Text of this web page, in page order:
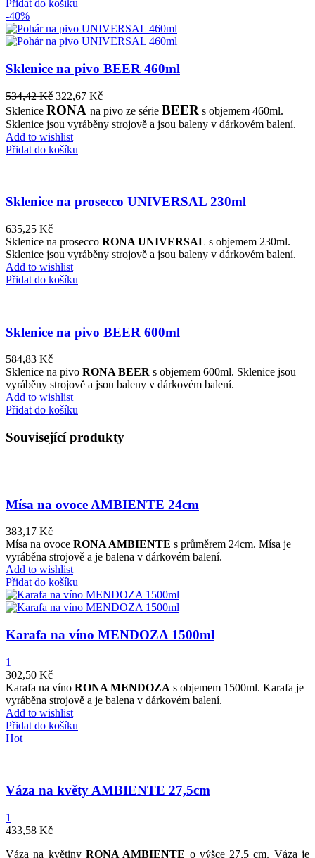
Přidat do košíku
-40%
Sklenice na pivo BEER 460ml
534,42Kč 322,67 Kč
Sklenice RONA na pivo ze série BEER s objemem 460ml.
Sklenice jsou vyráběny strojově a jsou baleny v dárkovém balení.
Add to wishlist
Přidat do košíku
Sklenice na prosecco UNIVERSAL 230ml
635,25 Kč
Sklenice na prosecco RONA UNIVERSAL s objemem 230ml.
Sklenice jsou vyráběny strojově a jsou baleny v dárkovém balení.
Add to wishlist
Přidat do košíku
Sklenice na pivo BEER 600ml
584,83 Kč
Sklenice na pivo RONA BEER s objemem 600ml. Sklenice jsou
vyráběny strojově a jsou baleny v dárkovém balení.
Add to wishlist
Přidat do košíku
Související produkty
Mísa na ovoce AMBIENTE 24cm
383,17 Kč
Mísa na ovoce RONA AMBIENTE s průměrem 24cm. Mísa je
vyráběna strojově a je balena v dárkovém balení.
Add to wishlist
Přidat do košíku
Karafa na víno MENDOZA 1500ml
1
302,50 Kč
Karafa na víno RONA MENDOZA s objemem 1500ml. Karafa je
vyráběna strojově a je balena v dárkovém balení.
Add to wishlist
Přidat do košíku
Hot
Váza na květy AMBIENTE 27,5cm
1
433,58 Kč
Váza na květiny RONA AMBIENTE o výšce 27,5 cm. Váza je